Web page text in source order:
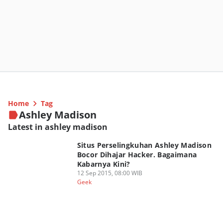
Home Tag
Ashley Madison
Latest in ashley madison
Situs Perselingkuhan Ashley Madison
Bocor Dihajar Hacker. Bagaimana
Kabarnya Kini?
12 Sep 2015, 08:00 WIB
Geek